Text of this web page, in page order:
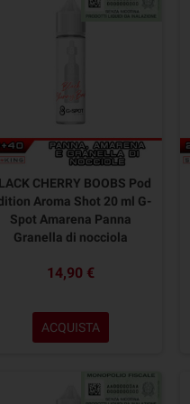
CHERRY BOOBS Pod
Aroma Shot 20 ml G-
Spot Amarena Panna
Granella di nocciola
14,90 €
ACQUISTA